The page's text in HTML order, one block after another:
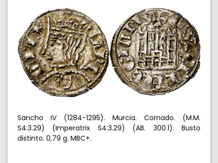
Sancho IV (1284-1295). Murcia. Cornado. (M.M.
S4:3.29) (Imperatrix S4:3.29) (AB. 300.1). Busto
distinto. 0,79 g. MBC+.